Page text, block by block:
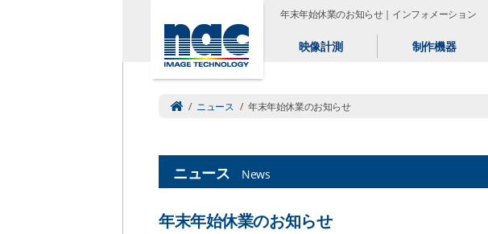
年末年始休業のお知らせ｜インフォメーション
映像計測 制作機器
/ ニュース / 年末年始休業のお知らせ
ニュース News
年末年始休業のお知らせ